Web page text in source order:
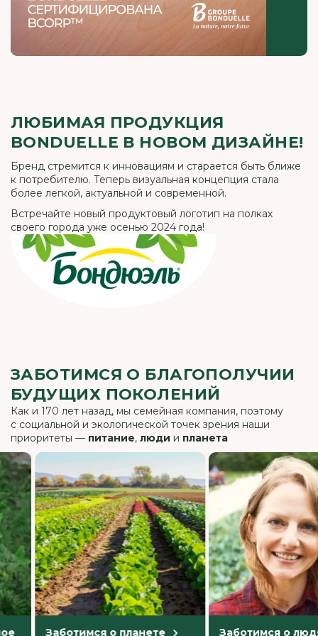
ЛЮБИМАЯ ПРОДУКЦИЯ
BONDUELLE В НОВОМ ДИЗАЙНЕ!
Бренд стремится к инновациям и старается быть ближе
к потребителю. Теперь визуальная концепция стала
более легкой, актуальной и современной.
Встречайте новый продуктовый логотип на полках
своего города уже осенью 2024 года!
ЗАБОТИМСЯ О БЛАГОПОЛУЧИИ
БУДУЩИХ ПОКОЛЕНИЙ
Как и 170 лет назад, мы семейная компания, поэтому
с социальной и экологической точек зрения наши
приоритеты — питание, люди и планета
Заботимся о планете Заботимся о людях